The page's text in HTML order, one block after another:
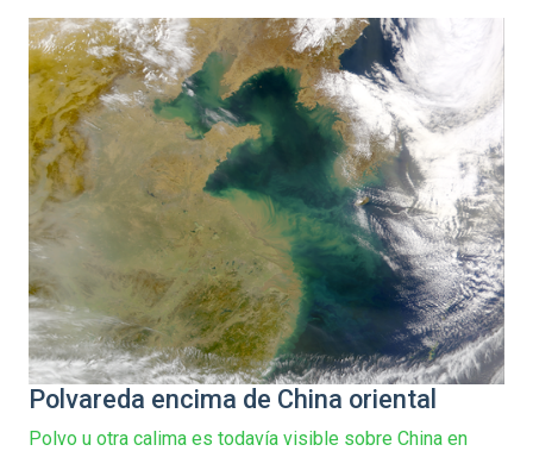
Polvareda encima de China oriental
Polvo u otra calima es todavía visible sobre China en